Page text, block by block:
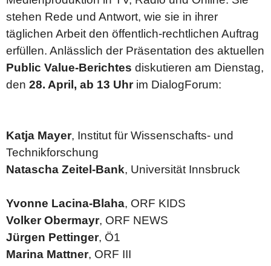
Organisation
ORF Executive board
Publications acc. ORF Act
Veröffentlichung gem. Art 6 Europäisches
Medienfreiheitsgesetz
Law & Principles
More Public Value
ORF- quality assurance system
Aktuelles
News in Simple Language
stehen Rede und Antwort, wie sie in ihrer
täglichen Arbeit den öffentlich-rechtlichen Auftrag
erfüllen. Anlässlich der Präsentation des aktuellen
Public Value-Berichtes diskutieren am Dienstag,
den 28. April, ab 13 Uhrim DialogForum:
Katja Mayer, Institut für Wissenschafts- und
Technikforschung
Natascha Zeitel-Bank, Universität Innsbruck
Yvonne Lacina-Blaha, ORF KIDS
Volker Obermayr, ORF NEWS
Jürgen Pettinger, Ö1
Marina Mattner, ORF III